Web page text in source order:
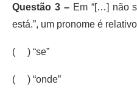
Questão 3 –Em “[…] não
está.”, um pronome é
( ) “se”
( ) “onde”